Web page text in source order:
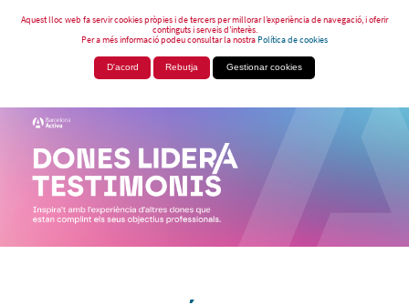
Aquest lloc web fa servir cookies pròpies i de tercers per millorar l’experiència de navegació, i oferir
continguts i serveis d’interès.
Per a més informació podeu consultar la nostraPolítica de cookies
D'acord Rebutja Gestionar cookies